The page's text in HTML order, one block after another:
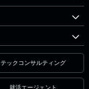
テックコンサルティング
就活エージェント